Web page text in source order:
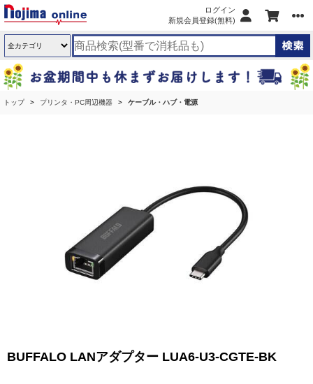
ログイン
新規会員登録(無料)
トップ プリンタ・PC周辺機器 ケーブル・ハブ・電源
BUFFALO LANアダプター LUA6-U3-CGTE-BK